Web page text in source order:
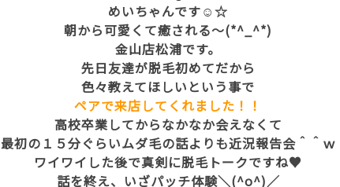
めいちゃんです☺☆
朝から可愛くて癒される～(*^_^*)
金山店松浦です。
先日友達が脱毛初めてだから
色々教えてほしいという事で
ペアで来店してくれました！！
高校卒業してからなかなか会えなくて
最初の１５分ぐらいムダ毛の話よりも近況報告会＾＾ｗ
ワイワイした後で真剣に脱毛トークですね♥
話を終え、いざパッチ体験＼(^o^)／